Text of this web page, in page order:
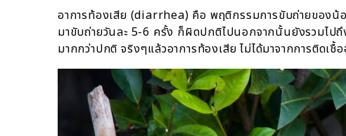
อาการท้องเสีย (diarrhea) คือ พฤติกรรมการขับถ่ายของ
มาขับถ่ายวันละ 5-6 ครั้ง ก็ผิดปกติไปนอกจากนั้นยังรวมไป
มากกว่าปกติ จริงๆแล้วอาการท้องเสีย ไม่ได้มาจากการติดเชื้